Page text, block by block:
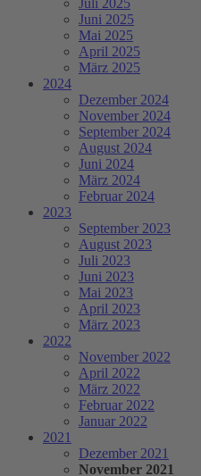
Juli 2025
Juni 2025
Mai 2025
April 2025
März 2025
2024
Dezember 2024
November 2024
September 2024
August 2024
Juni 2024
März 2024
Februar 2024
2023
September 2023
August 2023
Juli 2023
Juni 2023
Mai 2023
April 2023
März 2023
2022
November 2022
April 2022
März 2022
Februar 2022
Januar 2022
2021
Dezember 2021
November 2021